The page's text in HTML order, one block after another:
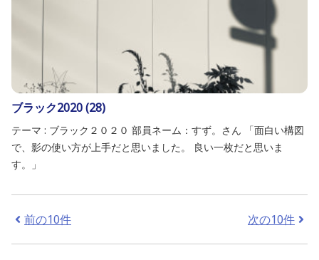
ブラック2020 (28)
テーマ : ブラック２０２０ 部員ネーム：すず。さん 「面白い構図
で、影の使い方が上手だと思いました。 良い一枚だと思いま
す。」
前の10件 次の10件